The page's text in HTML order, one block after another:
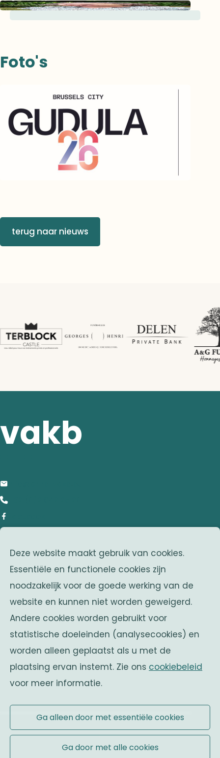
Deze website maakt gebruik van cookies.
Essentiële en functionele cookies zijn
noodzakelijk voor de goede werking van de
website en kunnen niet worden geweigerd.
Andere cookies worden gebruikt voor
statistische doeleinden (analysecookies) en
worden alleen geplaatst als u met de
plaatsing ervan instemt. Zie ons cookiebeleid
voor meer informatie.
Ga alleen door met essentiële cookies
Ga door met alle cookies
Foto's
terug naar nieuws
vakb
adres
Franklin Rooseveltlaan 25
1050 Brussel
Belgium
zusterverenigingen
Solidaritas
Fonds Keingiaert
belgische monarchie
Officiële website
Gebruiksvoorwaarden|
Juridische informatie|Cookies